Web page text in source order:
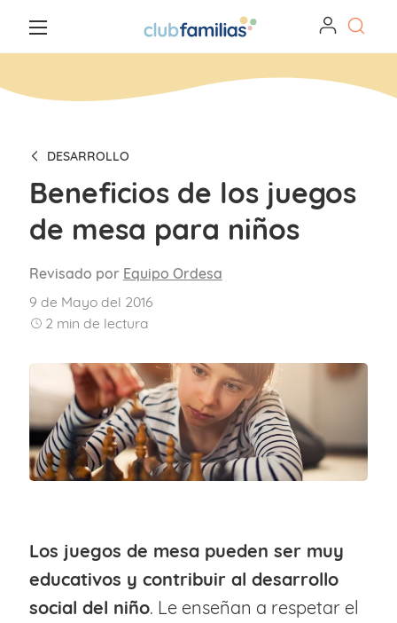
DESARROLLO
Beneficios de los juegos
de mesa para niños
Revisado por Equipo Ordesa
9 de Mayo del 2016
2 min de lectura
Los juegos de mesa pueden ser muy
educativos y contribuir al desarrollo
social del niño. Le enseñan a respetar el